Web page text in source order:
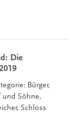
Die
Bürger,
und Söhne,
Schloss